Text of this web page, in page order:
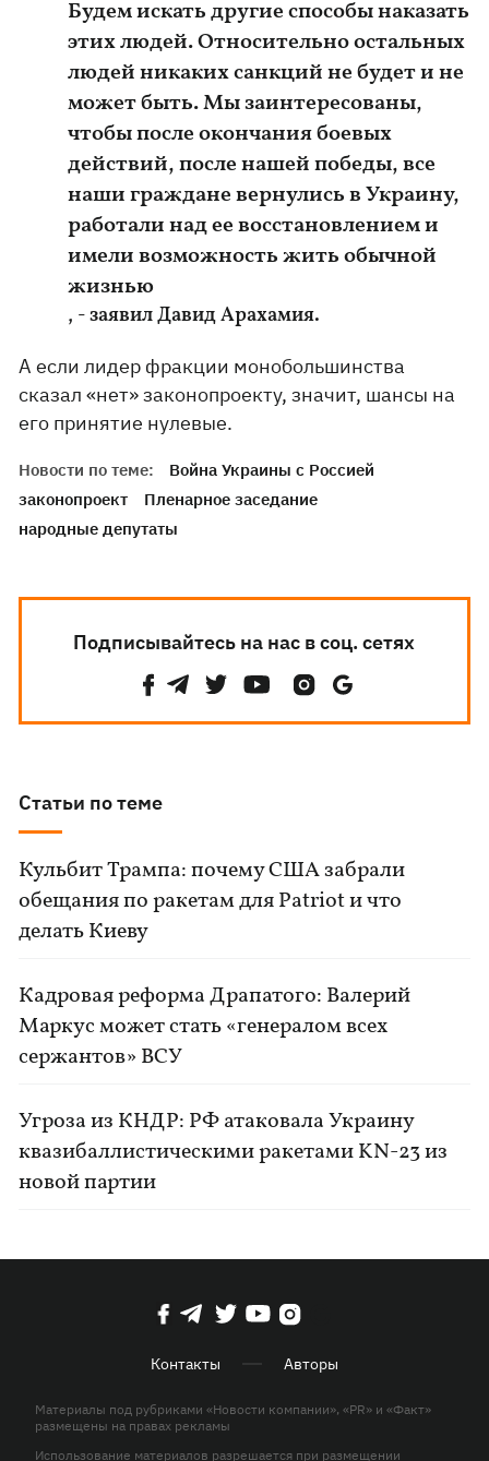
Будем искать другие способы наказать
этих людей. Относительно остальных
людей никаких санкций не будет и не
может быть. Мы заинтересованы,
чтобы после окончания боевых
действий, после нашей победы, все
наши граждане вернулись в Украину,
работали над ее восстановлением и
имели возможность жить обычной
жизнью
, - заявил Давид Арахамия.
А если лидер фракции монобольшинства
сказал «нет» законопроекту, значит, шансы на
его принятие нулевые.
Новости по теме:
Война Украины с Россией
законопроект
Пленарное заседание
народные депутаты
Подписывайтесь на нас в соц. сетях
Статьи по теме
Кульбит Трампа: почему США забрали
обещания по ракетам для Patriot и что
делать Киеву
Кадровая реформа Драпатого: Валерий
Маркус может стать «генералом всех
сержантов» ВСУ
Угроза из КНДР: РФ атаковала Украину
квазибаллистическими ракетами KN-23 из
новой партии
Контакты Авторы
Материалы под рубриками «Новости компании», «PR» и «Факт»
размещены на правах рекламы
Использование материалов разрешается при размещении